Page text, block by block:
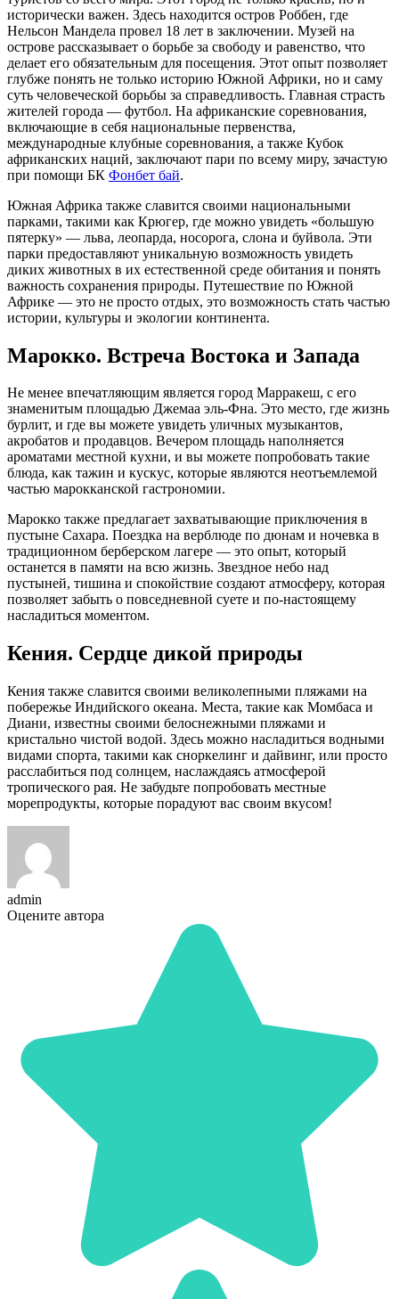
исторически важен. Здесь находится остров Роббен, где
Нельсон Мандела провел 18 лет в заключении. Музей на
острове рассказывает о борьбе за свободу и равенство, что
делает его обязательным для посещения. Этот опыт позволяет
глубже понять не только историю Южной Африки, но и саму
суть человеческой борьбы за справедливость. Главная страсть
жителей города — футбол. На африканские соревнования,
включающие в себя национальные первенства,
международные клубные соревнования, а также Кубок
африканских наций, заключают пари по всему миру, зачастую
при помощи БК Фонбет бай.
Южная Африка также славится своими национальными
парками, такими как Крюгер, где можно увидеть «большую
пятерку» — льва, леопарда, носорога, слона и буйвола. Эти
парки предоставляют уникальную возможность увидеть
диких животных в их естественной среде обитания и понять
важность сохранения природы. Путешествие по Южной
Африке — это не просто отдых, это возможность стать частью
истории, культуры и экологии континента.
Марокко. Встреча Востока и Запада
Не менее впечатляющим является город Марракеш, с его
знаменитым площадью Джемаа эль-Фна. Это место, где жизнь
бурлит, и где вы можете увидеть уличных музыкантов,
акробатов и продавцов. Вечером площадь наполняется
ароматами местной кухни, и вы можете попробовать такие
блюда, как тажин и кускус, которые являются неотъемлемой
частью марокканской гастрономии.
Марокко также предлагает захватывающие приключения в
пустыне Сахара. Поездка на верблюде по дюнам и ночевка в
традиционном берберском лагере — это опыт, который
останется в памяти на всю жизнь. Звездное небо над
пустыней, тишина и спокойствие создают атмосферу, которая
позволяет забыть о повседневной суете и по-настоящему
насладиться моментом.
Кения. Сердце дикой природы
Кения также славится своими великолепными пляжами на
побережье Индийского океана. Места, такие как Момбаса и
Диани, известны своими белоснежными пляжами и
кристально чистой водой. Здесь можно насладиться водными
видами спорта, такими как сноркелинг и дайвинг, или просто
расслабиться под солнцем, наслаждаясь атмосферой
тропического рая. Не забудьте попробовать местные
морепродукты, которые порадуют вас своим вкусом!
admin
Оцените автора